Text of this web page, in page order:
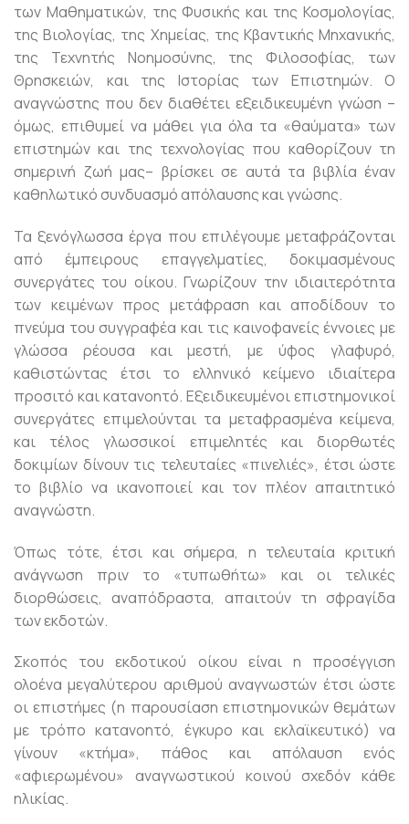
των Μαθηματικών, της Φυσικής και της Κοσμολογίας,
της Βιολογίας, της Χημείας, της Κβαντικής Μηχανικής,
της Τεχνητής Νοημοσύνης, της Φιλοσοφίας, των
Θρησκειών, και της Ιστορίας των Επιστημών. Ο
αναγνώστης που δεν διαθέτει εξειδικευμένη γνώση –
όμως, επιθυμεί να μάθει για όλα τα «θαύματα» των
επιστημών και της τεχνολογίας που καθορίζουν τη
σημερινή ζωή μας– βρίσκει σε αυτά τα βιβλία έναν
καθηλωτικό συνδυασμό απόλαυσης και γνώσης.
Τα ξενόγλωσσα έργα που επιλέγουμε μεταφράζονται
από έμπειρους επαγγελματίες, δοκιμασμένους
συνεργάτες του οίκου. Γνωρίζουν την ιδιαιτερότητα
των κειμένων προς μετάφραση και αποδίδουν το
πνεύμα του συγγραφέα και τις καινοφανείς έννοιες με
γλώσσα ρέουσα και μεστή, με ύφος γλαφυρό,
καθιστώντας έτσι το ελληνικό κείμενο ιδιαίτερα
προσιτό και κατανοητό. Εξειδικευμένοι επιστημονικοί
συνεργάτες επιμελούνται τα μεταφρασμένα κείμενα,
και τέλος γλωσσικοί επιμελητές και διορθωτές
δοκιμίων δίνουν τις τελευταίες «πινελιές», έτσι ώστε
το βιβλίο να ικανοποιεί και τον πλέον απαιτητικό
αναγνώστη.
Όπως τότε, έτσι και σήμερα, η τελευταία κριτική
ανάγνωση πριν το «τυπωθήτω» και οι τελικές
διορθώσεις, αναπόδραστα, απαιτούν τη σφραγίδα
των εκδοτών.
Σκοπός του εκδοτικού οίκου είναι η προσέγγιση
ολοένα μεγαλύτερου αριθμού αναγνωστών έτσι ώστε
οι επιστήμες (η παρουσίαση επιστημονικών θεμάτων
με τρόπο κατανοητό, έγκυρο και εκλαϊκευτικό) να
γίνουν «κτήμα», πάθος και απόλαυση ενός
«αφιερωμένου» αναγνωστικού κοινού σχεδόν κάθε
ηλικίας.